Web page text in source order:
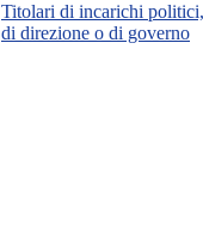
Titolari di incarichi
di direzione o di governo